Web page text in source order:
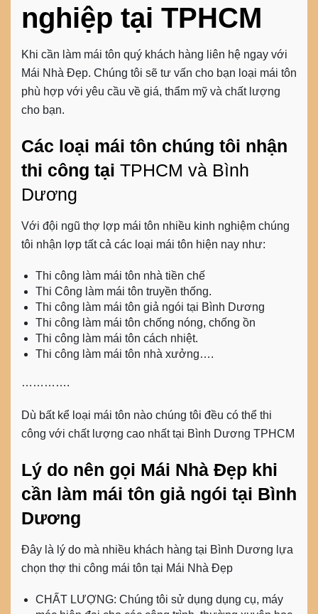
nghiệp tại TPHCM
Khi cần làm mái tôn quý khách hàng liên hệ ngay với
Mái Nhà Đẹp. Chúng tôi sẽ tư vấn cho bạn loại mái tôn
phù hợp với yêu cầu về giá, thẩm mỹ và chất lượng
cho bạn.
Các loại mái tôn chúng tôi nhận
thi công tại TPHCM và Bình
Dương
Với đội ngũ thợ lợp mái tôn nhiều kinh nghiệm chúng
tôi nhận lợp tất cả các loại mái tôn hiện nay như:
Thi công làm mái tôn nhà tiền chế
Thi Công làm mái tôn truyền thống.
Thi công làm mái tôn giả ngói tại Bình Dương
Thi công làm mái tôn chống nóng, chống ồn
Thi công làm mái tôn cách nhiệt.
Thi công làm mái tôn nhà xưởng….
………….
Dù bất kể loại mái tôn nào chúng tôi đều có thể thi
công với chất lượng cao nhất tại Bình Dương TPHCM
Lý do nên gọi Mái Nhà Đẹp khi
cần làm mái tôn giả ngói tại Bình
Dương
Đây là lý do mà nhiều khách hàng tại Bình Dương lựa
chọn thợ thi công mái tôn tại Mái Nhà Đẹp
CHẤT LƯỢNG: Chúng tôi sử dụng dụng cụ, máy